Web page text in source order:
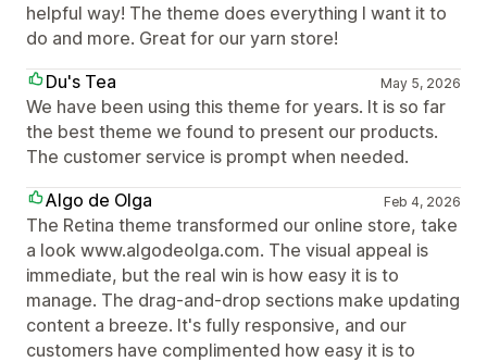
helpful way! The theme does everything I want it to
do and more. Great for our yarn store!
Du's Tea
May 5, 2026
We have been using this theme for years. It is so far
the best theme we found to present our products.
The customer service is prompt when needed.
Algo de Olga
Feb 4, 2026
The Retina theme transformed our online store, take
a look www.algodeolga.com. The visual appeal is
immediate, but the real win is how easy it is to
manage. The drag-and-drop sections make updating
content a breeze. It's fully responsive, and our
customers have complimented how easy it is to